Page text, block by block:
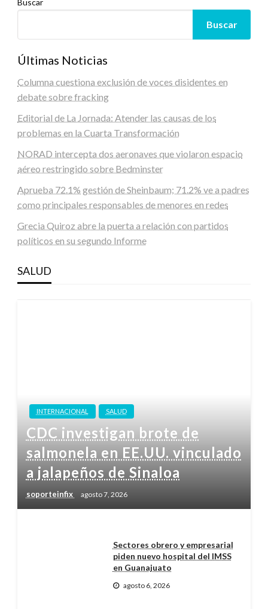
Buscar
Últimas Noticias
Columna cuestiona exclusión de voces disidentes en
debate sobre fracking
Editorial de La Jornada: Atender las causas de los
problemas en la Cuarta Transformación
NORAD intercepta dos aeronaves que violaron espacio
aéreo restringido sobre Bedminster
Aprueba 72.1% gestión de Sheinbaum; 71.2% ve a padres
como principales responsables de menores en redes
Grecia Quiroz abre la puerta a relación con partidos
políticos en su segundo Informe
SALUD
INTERNACIONAL SALUD
CDC investigan brote de
salmonela en EE.UU. vinculado
a jalapeños de Sinaloa
soporteinfix agosto 7, 2026
Sectores obrero y empresarial
piden nuevo hospital del IMSS
en Guanajuato
agosto 6, 2026